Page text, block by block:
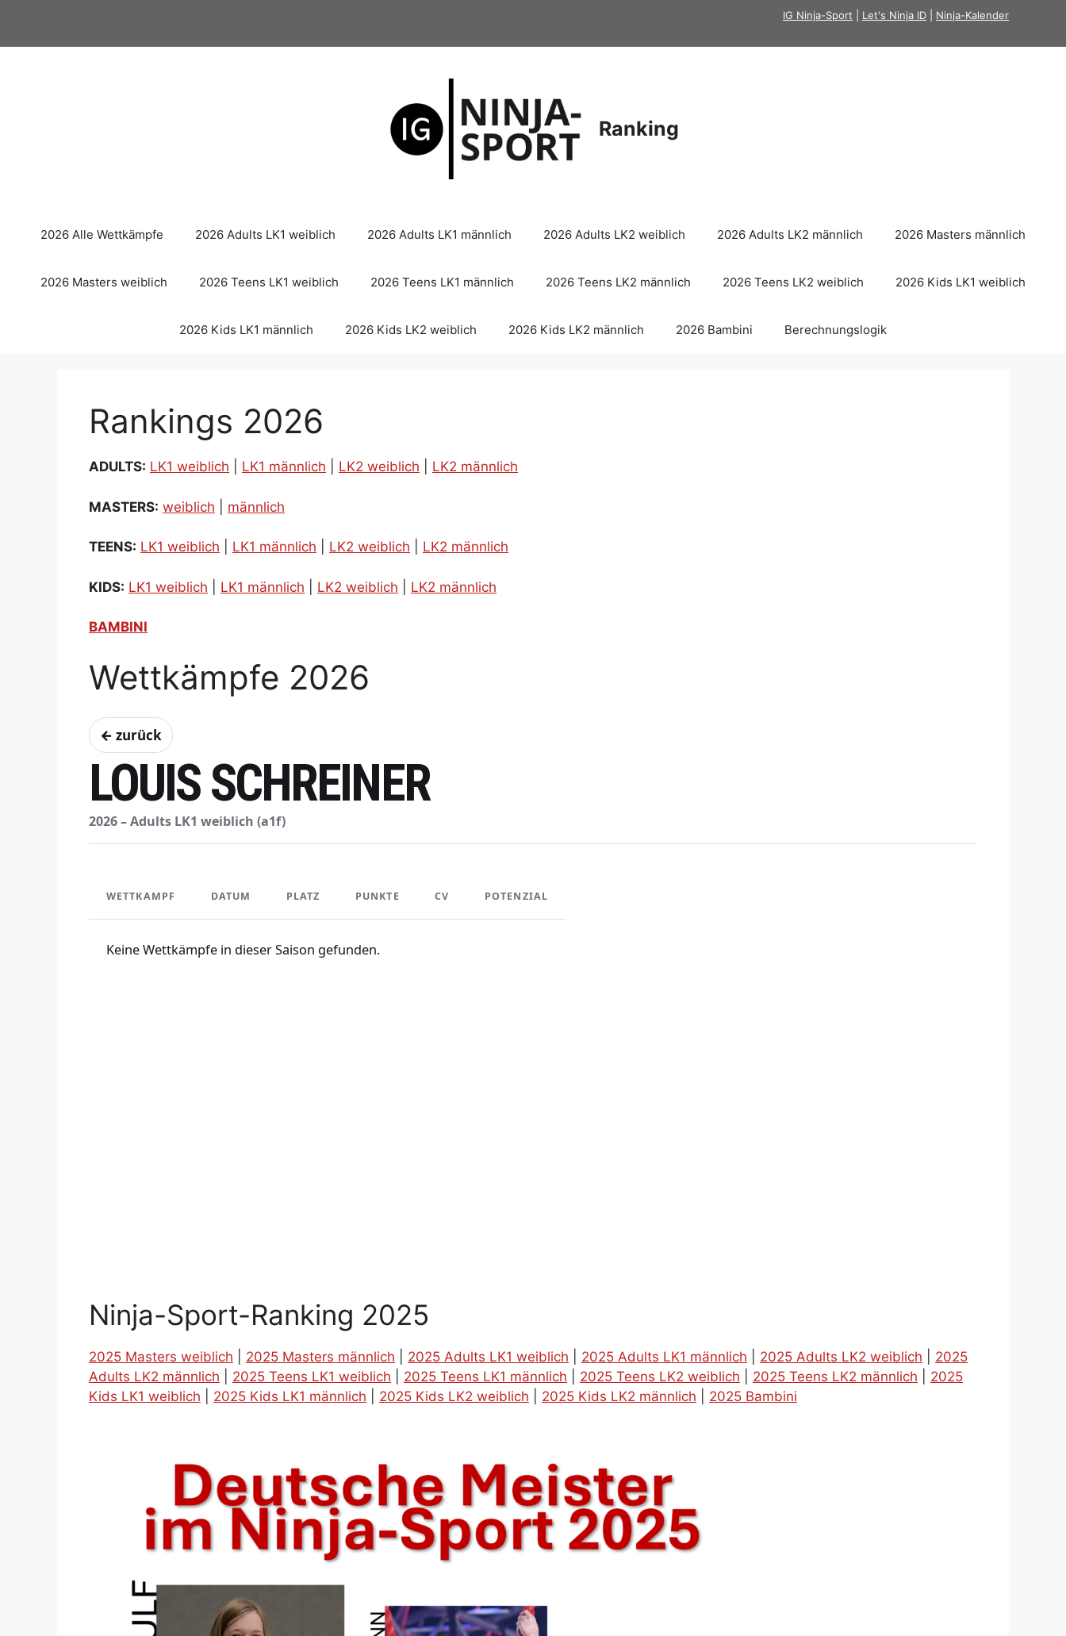
springen
IG Ninja-Sport Let's Ninja ID Ninja-Kalender
Ranking
2026 Alle Wettkämpfe 2026 Adults LK1 weiblich 2026 Adults LK1 männlich 2026 Adults LK2 weiblich 2026 Adults LK2 männlich 2026 Masters männlich
2026 Masters weiblich 2026 Teens LK1 weiblich 2026 Teens LK1 männlich 2026 Teens LK2 männlich 2026 Teens LK2 weiblich 2026 Kids LK1 weiblich
2026 Kids LK1 männlich 2026 Kids LK2 weiblich 2026 Kids LK2 männlich 2026 Bambini Berechnungslogik
Rankings 2026
ADULTS: LK1 weiblich LK1 männlich LK2 weiblich LK2 männlich
MASTERS: weiblich männlich
TEENS: LK1 weiblich LK1 männlich LK2 weiblich LK2 männlich
KIDS: LK1 weiblich LK1 männlich LK2 weiblich LK2 männlich
BAMBINI
Wettkämpfe 2026
← zurück
LOUIS SCHREINER
2026 – Adults LK1 weiblich (a1f)
WETTKAMPF DATUM PLATZ PUNKTE CV POTENZIAL
Keine Wettkämpfe in dieser Saison gefunden.
Ninja-Sport-Ranking 2025
2025 Masters weiblich 2025 Masters männlich 2025 Adults LK1 weiblich 2025 Adults LK1 männlich 2025 Adults LK2 weiblich
2025
Adults LK2 männlich
2025 Teens LK1 weiblich 2025 Teens LK1 männlich 2025 Teens LK2 weiblich 2025 Teens LK2 männlich
2025
Kids LK1 weiblich
2025 Kids LK1 männlich 2025 Kids LK2 weiblich 2025 Kids LK2 männlich 2025 Bambini